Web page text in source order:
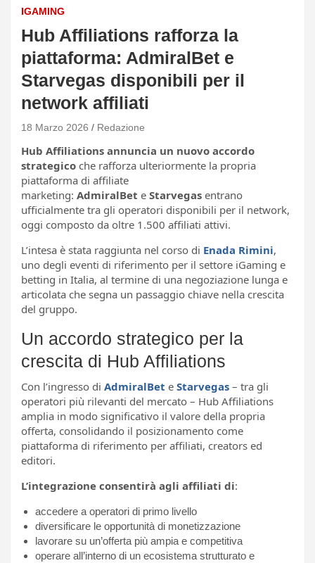
IGAMING
Hub Affiliations rafforza la
piattaforma: AdmiralBet e
Starvegas disponibili per il
network affiliati
18 Marzo 2026 Redazione
Hub Affiliations annuncia un nuovo accordo
strategico che rafforza ulteriormente la propria
piattaforma di affiliate
marketing: AdmiralBet e Starvegas entrano
ufficialmente tra gli operatori disponibili per il network,
oggi composto da oltre 1.500 affiliati attivi.
L’intesa è stata raggiunta nel corso di Enada Rimini,
uno degli eventi di riferimento per il settore iGaming e
betting in Italia, al termine di una negoziazione lunga e
articolata che segna un passaggio chiave nella crescita
del gruppo.
Un accordo strategico per la
crescita di Hub Affiliations
Con l’ingresso di AdmiralBet e Starvegas – tra gli
operatori più rilevanti del mercato – Hub Affiliations
amplia in modo significativo il valore della propria
offerta, consolidando il posizionamento come
piattaforma di riferimento per affiliati, creators ed
editori.
L’integrazione consentirà agli affiliati di:
accedere a operatori di primo livello
diversificare le opportunità di monetizzazione
lavorare su un’offerta più ampia e competitiva
operare all’interno di un ecosistema strutturato e